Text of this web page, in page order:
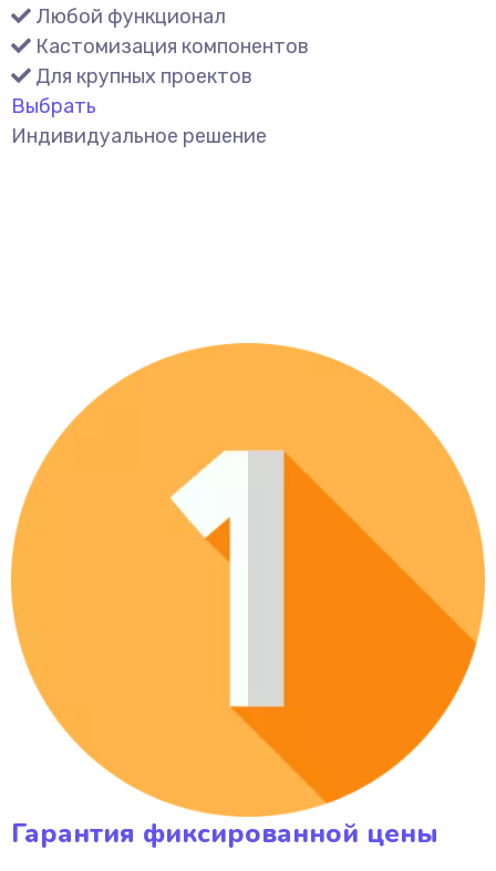
Любой функционал
Кастомизация компонентов
Для крупных проектов
Выбрать
Индивидуальное решение
Гарантия фиксированной цены